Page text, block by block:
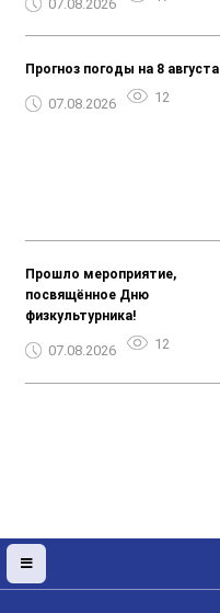
07.08.2026
Прогноз погоды на 8 августа
07.08.2026 12
Прошло мероприятие,
посвящённое Дню
физкультурника!
07.08.2026 12